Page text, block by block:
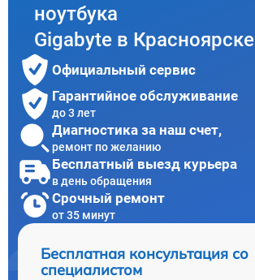
ноутбука
Gigabyte в Красноярске
Официальный сервис
Гарантийное обслуживание
до 3 лет
Диагностика за наш счет,
ремонт по желанию
Бесплатный выезд курьера
в день обращения
Срочный ремонт
от 35 минут
Бесплатная консультация со
специалистом